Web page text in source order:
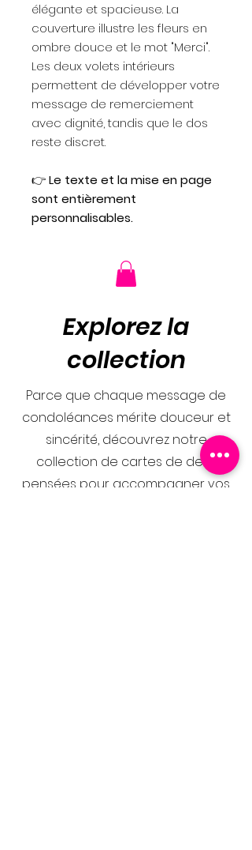
élégante et spacieuse. La
couverture illustre les fleurs en
ombre douce et le mot "Merci".
Les deux volets intérieurs
permettent de développer votre
message de remerciement
avec dignité, tandis que le dos
reste discret.
👉Le texte et la mise en page
sont entièrement
personnalisables.
Explorez la
collection
Parce que chaque message de
condoléances mérite douceur et
sincérité, découvrez notre
collection de cartes de deuil
pensées pour accompagner vos